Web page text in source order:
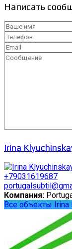
Написать
Irina
+79031619687
Компания:
Все объекты Irina